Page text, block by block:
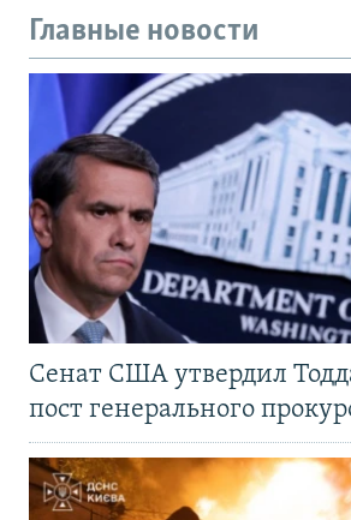
Главные новости
Сенат США утвердил
пост генерального